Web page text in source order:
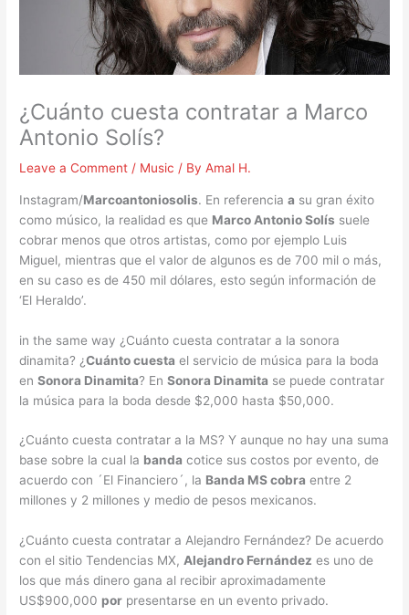
¿Cuánto cuesta contratar a Marco
Antonio Solís?
Leave a Comment / Music / ByAmal H.
Instagram/Marcoantoniosolis. En referenciaa su gran éxito
como músico, la realidad es que Marco Antonio Solís suele
cobrar menos que otros artistas, como por ejemplo Luis
Miguel, mientras que el valor de algunos es de 700 mil o más,
en su caso es de 450 mil dólares, esto según información de
‘El Heraldo’.
in the same way ¿Cuánto cuesta contratar a la sonora
dinamita? ¿Cuánto cuesta el servicio de música para la boda
enSonora Dinamita? EnSonora Dinamita se puede contratar
la música para la boda desde $2,000 hasta $50,000.
¿Cuánto cuesta contratar a la MS? Y aunque no hay una suma
base sobre la cual la banda cotice sus costos por evento, de
acuerdo con ´El Financiero´, la Banda MS cobra entre 2
millones y 2 millones y medio de pesos mexicanos.
¿Cuánto cuesta contratar a Alejandro Fernández? De acuerdo
con el sitio Tendencias MX,Alejandro Fernández es uno de
los que más dinero gana al recibir aproximadamente
US$900,000 por presentarse en un evento privado.